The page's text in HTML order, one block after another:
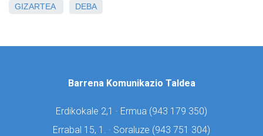
GIZARTEA DEBA
Barrena Komunikazio Taldea
Erdikokale 2,1 · Ermua (943 179 350)
Errabal 15, 1. · Soraluze (943 751 304)